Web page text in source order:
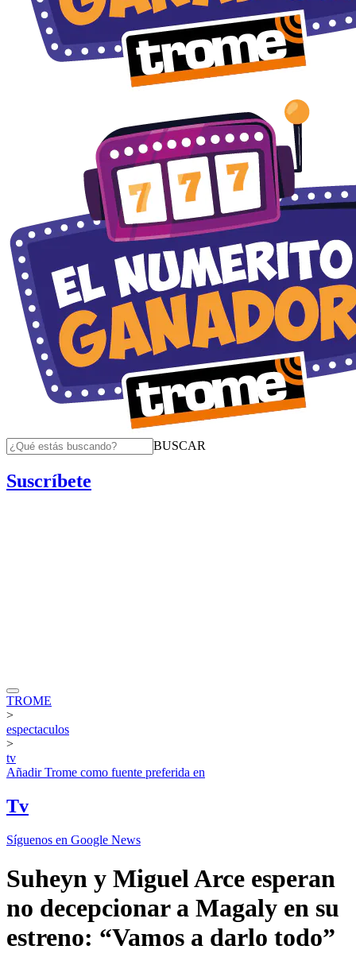
BUSCAR
Suscríbete
TROME
>
espectaculos
>
tv
AñadirTrome como fuente preferida en
Tv
Síguenos en Google News
Suheyn y Miguel Arce esperan
no decepcionar a Magaly en su
estreno: “Vamos a darlo todo”